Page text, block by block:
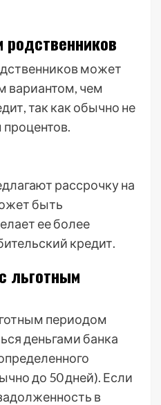
родственников
может
вариантом, чем
так как обычно не
процентов.
рассрочку на
быть
ее более
кредит.
льготным
периодом
деньгами банка
до 50 дней). Если
в